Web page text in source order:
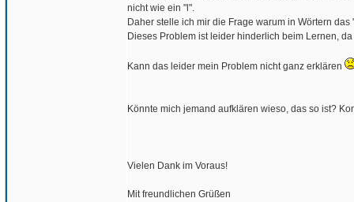
nicht wie ein "l".
Daher stelle ich mir die Frage warum in Wörtern
Dieses Problem ist leider hinderlich beim Lernen,
Kann das leider mein Problem nicht ganz erklären
Könnte mich jemand aufklären wieso, das so ist?
Vielen Dank im Voraus!
Mit freundlichen Grüßen